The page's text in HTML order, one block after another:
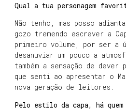
Qual a tua personagem
Não tenho, mas posso
gozo tremendo escrever a
primeiro volume, por ser a
desanuviar um pouco a
também a sensação de
que senti ao apresentar o
nova geração de leitores.
Pelo estilo da capa, há quem